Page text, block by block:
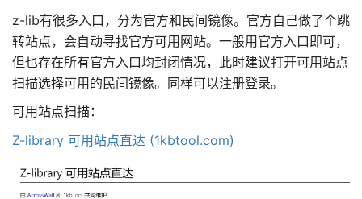
z-lib有很多入口，分为官方和民间镜像。官方自己做了个跳
转站点，会自动寻找官方可用网站。一般用官方入口即可，
但也存在所有官方入口均封闭情况，此时建议打开可用站点
扫描选择可用的民间镜像。同样可以注册登录。
可用站点扫描：
Z-library 可用站点直达 (1kbtool.com)